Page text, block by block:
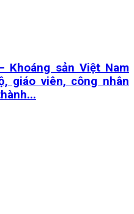
Khoáng sản Việt Nam
giáo viên, công nhân